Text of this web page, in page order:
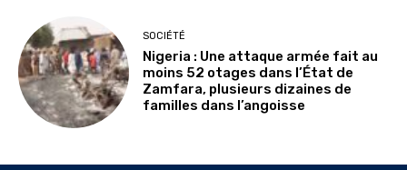
SOCIÉTÉ
Nigeria : Une attaque armée fait au
moins 52 otages dans l’État de
Zamfara, plusieurs dizaines de
familles dans l’angoisse